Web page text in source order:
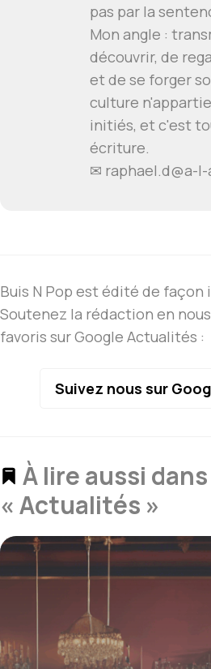
pas par la
Mon angle :
découvrir, de
et de se forger
culture
initiés, et c'est
écriture.
✉ raphael.d@a-
Buis N Pop est édité de façon
Soutenez la rédaction en
favoris sur Google Actualités :
Suivez nous sur
À lire aussi dans
« Actualités »